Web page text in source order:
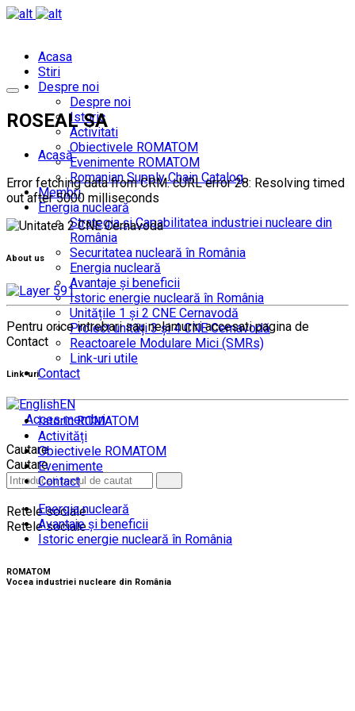
Acasa
Stiri
Despre noi
Despre noi
Istoric
Activitati
Obiectivele ROMATOM
Evenimente ROMATOM
Romanian Supply Chain Catalog
Membri
Energia nucleară
Strategia și Capabilitatea industriei nucleare din
România
Securitatea nucleară în România
Energia nucleară
Avantaje și beneficii
Istoric energie nucleară în România
Unitățile 1 și 2 CNE Cernavodă
Proiect unități 3 și 4 CNE Cernavodă
Reactoarele Modulare Mici (SMRs)
Link-uri utile
Contact
EN
Acces membri
Cautare
Cautare
Retele sociale
Retele sociale
ROSEAL SA
Acasă
Error fetching data from CRM: cURL error 28: Resolving timed
out after 5000 milliseconds
About us
Pentru orice intrebari sau nelamuriri accesati pagina de
Contact
Link-uri
Istoric ROMATOM
Activități
Obiectivele ROMATOM
Evenimente
Contact
Energia nucleară
Avantaje și beneficii
Istoric energie nucleară în România
ROMATOM
Vocea industriei nucleare din România